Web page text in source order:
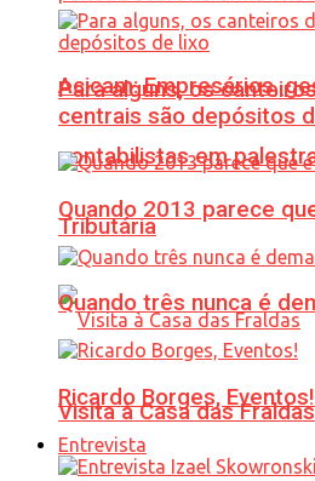
Acicam: Empresários,
contabilistas em
Tributária
Visita à Casa das Fraldas
Para alguns, os
centrais são depósitos
Quando 2013 parece
Quando três nunca é
Ricardo Borges, Eventos!
Entrevista